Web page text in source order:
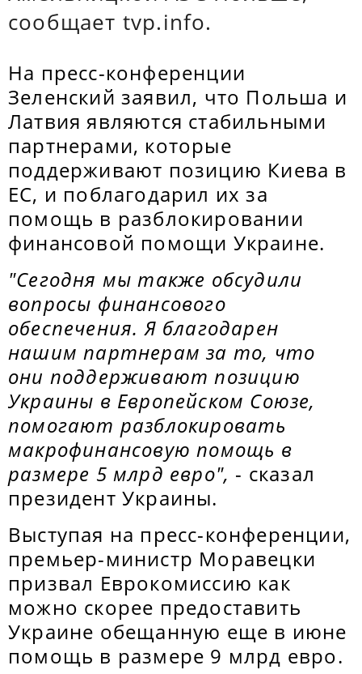
сообщает tvp.info.
На пресс-конференции
Зеленский заявил, что Польша и
Латвия являются стабильными
партнерами, которые
поддерживают позицию Киева в
ЕС, и поблагодарил их за
помощь в разблокировании
финансовой помощи Украине.
"Сегодня мы также обсудили
вопросы финансового
обеспечения. Я благодарен
нашим партнерам за то, что
они поддерживают позицию
Украины в Европейском Союзе,
помогают разблокировать
макрофинансовую помощь в
размере 5 млрд евро", - сказал
президент Украины.
Выступая на пресс-конференции,
премьер-министр Моравецки
призвал Еврокомиссию как
можно скорее предоставить
Украине обещанную еще в июне
помощь в размере 9 млрд евро.